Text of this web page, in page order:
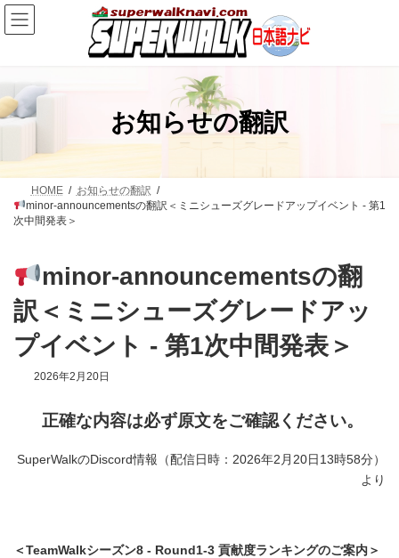
コ
ン
テ
ス
キ
ナ
ビ
ゲ
ン
に
お知らせの翻訳
HOME
お知らせの翻訳
minor-announcementsの翻訳＜ミニシューズグレードアップイベント - 第1
次中間発表＞
minor-announcementsの翻
訳＜ミニシューズグレードアッ
プイベント - 第1次中間発表＞
2026年2月20日
正確な内容は必ず原文をご確認ください。
SuperWalkのDiscord情報（配信日時：2026年2月20日13時58分）
より
＜TeamWalkシーズン8 - Round1-3 貢献度ランキングのご案内＞